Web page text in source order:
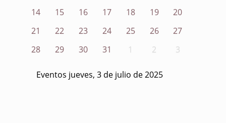
14
15 16 17 18 19
20
21
22 23 24 25 26
27
28
29 30 31 1 2 3
Eventos jueves, 3 de julio de 2025